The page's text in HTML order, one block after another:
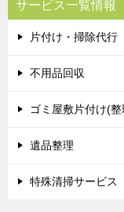
サービス一覧情報
片付け・掃除代行
不用品回収
ゴミ屋敷片付け(整
遺品整理
特殊清掃サービス